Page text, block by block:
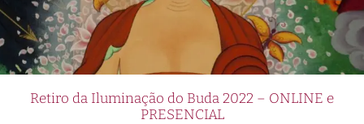
Retiro da Iluminação do Buda 2022 – ONLINE e
PRESENCIAL